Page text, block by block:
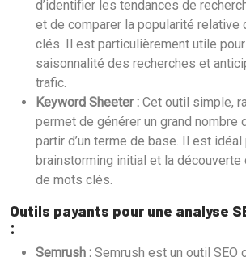
d’identifier les tendances de
et de comparer la popularité
clés. Il est particulièrement utile
saisonnalité des recherches et
trafic.
Keyword Sheeter : Cet outil simple,
permet de générer un grand nombre
partir d’un terme de base. Il est idéal
brainstorming initial et la
de mots clés.
Outils payants pour une analyse
:
Semrush : Semrush est un outil SEO